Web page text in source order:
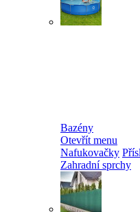
Bazény
Otevřít menu
Nafukovačky
Zahradní sprchy